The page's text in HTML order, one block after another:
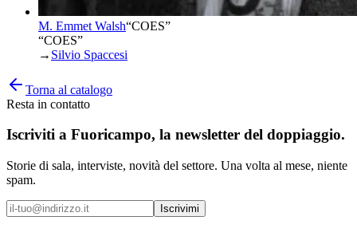
M. Emmet Walsh“COES”
“COES”
→ Silvio Spaccesi
Torna al catalogo
Resta in contatto
Iscriviti a Fuoricampo, la newsletter del doppiaggio.
Storie di sala, interviste, novità del settore. Una volta al mese, niente
spam.
Iscrivimi